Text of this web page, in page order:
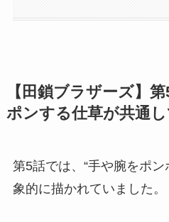
【田鎖ブラザーズ】
ポンする仕草が共通
第5話では、“手や腕をポ
象的に描かれていました。